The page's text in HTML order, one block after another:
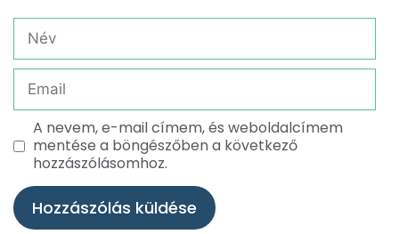
A nevem, e-mail címem, és weboldalcímem
mentése a böngészőben a következő
hozzászólásomhoz.